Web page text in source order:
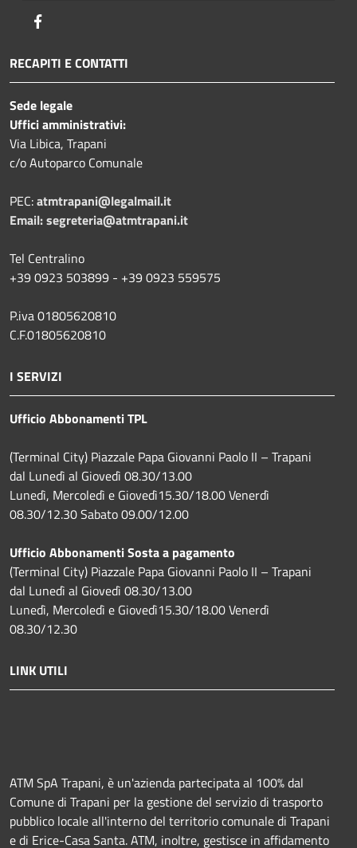
RECAPITI E CONTATTI
Sede legale
Uffici amministrativi:
Via Libica, Trapani
c/o Autoparco Comunale
PEC:atmtrapani@legalmail.it
Email:segreteria@atmtrapani.it
Tel Centralino
+39 0923 503899 - +39 0923 559575
P.iva 01805620810
C.F.01805620810
I SERVIZI
Ufficio Abbonamenti TPL
(Terminal City) Piazzale Papa Giovanni Paolo II – Trapani
dal Lunedì al Giovedì 08.30/13.00
Lunedì, Mercoledì e Giovedì15.30/18.00 Venerdì
08.30/12.30 Sabato 09.00/12.00
Ufficio Abbonamenti Sosta a pagamento
(Terminal City) Piazzale Papa Giovanni Paolo II – Trapani
dal Lunedì al Giovedì 08.30/13.00
Lunedì, Mercoledì e Giovedì15.30/18.00 Venerdì
08.30/12.30
LINK UTILI
ATM SpA Trapani, è un'azienda partecipata al 100% dal
Comune di Trapani per la gestione del servizio di trasporto
pubblico locale all'interno del territorio comunale di Trapani
e di Erice-Casa Santa. ATM, inoltre, gestisce in affidamento